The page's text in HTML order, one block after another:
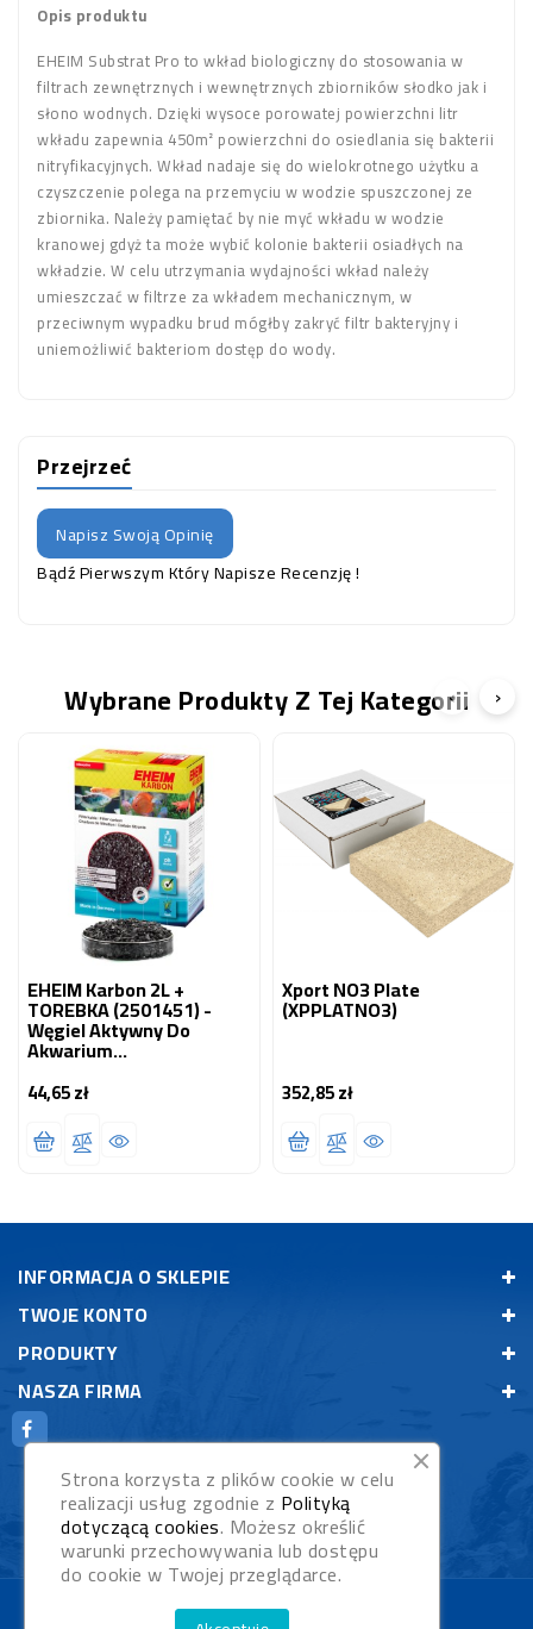
Opis produktu
EHEIM Substrat Pro to wkład biologiczny do stosowania w
filtrach zewnętrznych i wewnętrznych zbiorników słodko jak i
słono wodnych. Dzięki wysoce porowatej powierzchni litr
wkładu zapewnia 450m² powierzchni do osiedlania się bakterii
nitryfikacyjnych. Wkład nadaje się do wielokrotnego użytku a
czyszczenie polega na przemyciu w wodzie spuszczonej ze
zbiornika. Należy pamiętać by nie myć wkładu w wodzie
kranowej gdyż ta może wybić kolonie bakterii osiadłych na
wkładzie. W celu utrzymania wydajności wkład należy
umieszczać w filtrze za wkładem mechanicznym, w
przeciwnym wypadku brud mógłby zakryć filtr bakteryjny i
uniemożliwić bakteriom dostęp do wody.
Przejrzeć
Napisz Swoją Opinię
Bądź Pierwszym Który Napisze Recenzję !
Wybrane Produkty Z Tej Kategorii
EHEIM Karbon 2L +
TOREBKA (2501451) -
Węgiel Aktywny Do
Akwarium
44,65 złCena
Xport NO3 Plate
(XPPLATNO3)
352,85 złCena
‹ ›
INFORMACJA O SKLEPIE
TWOJE KONTO
PRODUKTY
NASZA FIRMA
© 2026 - Rybypyszczaki.pl
Strona korzysta z plików cookie w celu
realizacji usług zgodnie z Polityką
dotyczącą cookies. Możesz określić
warunki przechowywania lub dostępu
do cookie w Twojej przeglądarce.